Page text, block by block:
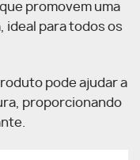
promovem uma
ideal para todos os
pode ajudar a
proporcionando